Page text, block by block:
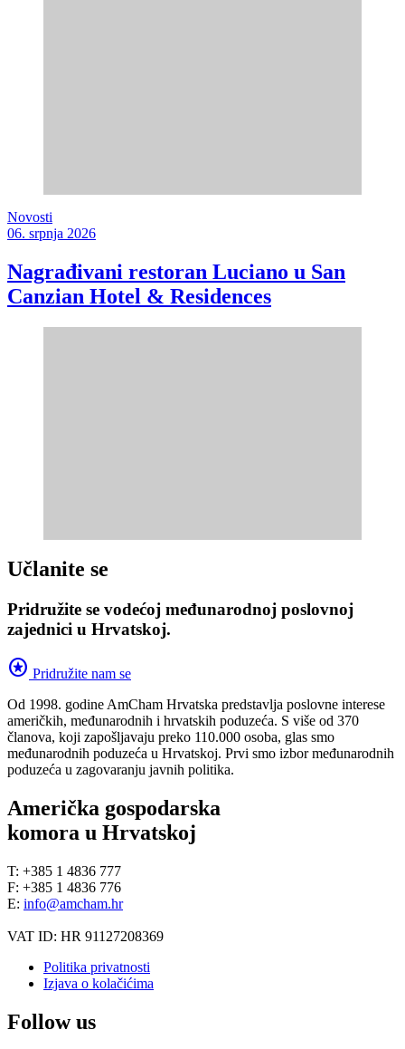
Novosti
06. srpnja 2026
Nagrađivani restoran Luciano u San
Canzian Hotel & Residences
Učlanite se
Pridružite se vodećoj međunarodnoj poslovnoj
zajednici u Hrvatskoj.
stars Pridružite nam se
Od 1998. godine AmCham Hrvatska predstavlja poslovne interese
američkih, međunarodnih i hrvatskih poduzeća. S više od 370
članova, koji zapošljavaju preko 110.000 osoba, glas smo
međunarodnih poduzeća u Hrvatskoj. Prvi smo izbor međunarodnih
poduzeća u zagovaranju javnih politika.
Američka gospodarska
komora u Hrvatskoj
T: +385 1 4836 777
F: +385 1 4836 776
E: info@amcham.hr
VAT ID: HR 91127208369
Politika privatnosti
Izjava o kolačićima
Follow us